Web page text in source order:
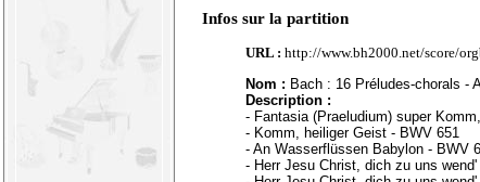
Infos sur la partition
URL : http://www.bh2000.net/score/
Nom : Bach : 16 Préludes-chorals -
Description :
- Fantasia (Praeludium) super
- Komm, heiliger Geist - BWV 651
- An Wasserflüssen Babylon - BWV
- Herr Jesu Christ, dich zu uns